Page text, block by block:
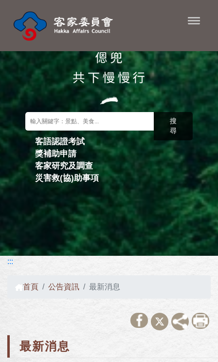
關鍵字搜尋
客語認證考試
獎補助申請
客家研究及調查
災害救(協)助事項
搜
尋
:::
首頁 公告資訊 最新消息
最新消息